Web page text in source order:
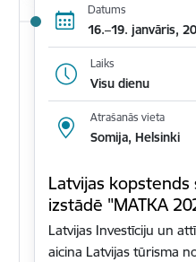
Datums
16.–19. janvāris,
Laiks
Visu dienu
Atrašanās vieta
Somija, Helsinki
Latvijas
izstādē "MATKA
Latvijas Investīciju un
aicina Latvijas tūrisma